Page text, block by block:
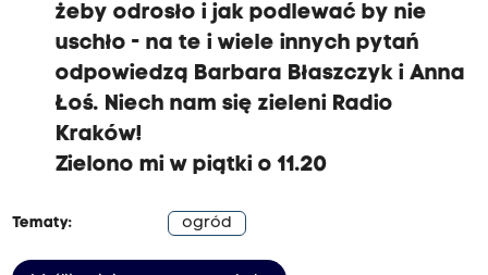
żeby odrosło i jak podlewać by nie
uschło - na te i wiele innych pytań
odpowiedzą Barbara Błaszczyk i Anna
Łoś. Niech nam się zieleni Radio
Kraków!
Zielono mi w piątki o 11.20
Tematy: ogród